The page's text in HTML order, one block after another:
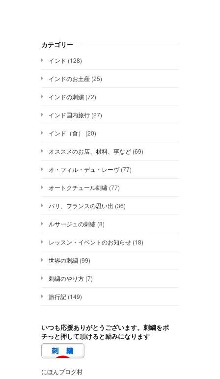
カテゴリー
インド (128)
インドのお土産 (25)
インドの刺繍 (72)
インド国内旅行 (27)
インド（食） (20)
オススメのお店、材料、事など (69)
オ・フィル・デュ・レーヴ(77)
オートクチュール刺繍 (77)
パリ、フランスの思い出 (36)
ルサージュの刺繍 (8)
レッスン・イベントのお知らせ (18)
世界の刺繍 (99)
刺繍のやり方 (7)
旅行記 (149)
いつも応援ありがとうございます。刺繍をポ
チっと押して頂けると励みになります
にほんブログ村